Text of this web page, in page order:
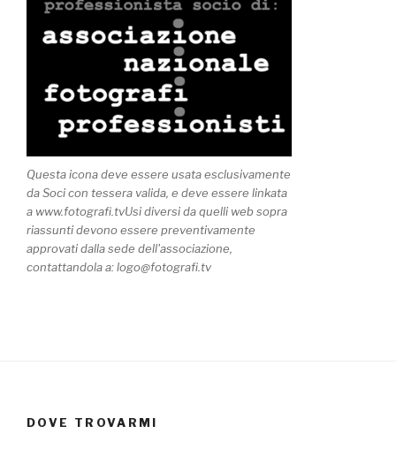
Questa icona deve essere usata esclusivamente
da Soci con tessera valida, e deve essere linkata
a www.fotografi.tvUsi diversi da quelli web sopra
riassunti devono essere preventivamente
approvati dalla sede dell'associazione,
contattandola a: logo@fotografi.tv
DOVE TROVARMI